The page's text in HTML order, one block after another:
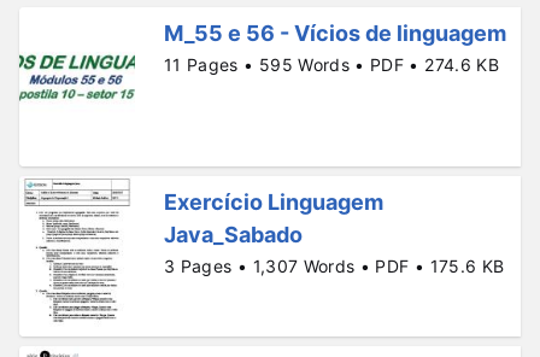
M_55 e 56 - Vícios de linguagem
11 Pages • 595 Words • PDF • 274.6 KB
Exercício Linguagem
Java_Sabado
3 Pages • 1,307 Words • PDF • 175.6 KB